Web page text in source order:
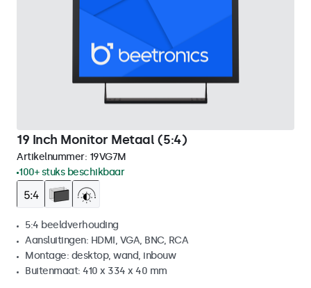
19 Inch Monitor Metaal (5:4)
Artikelnummer: 19VG7M
100+ stuks beschikbaar
5:4 beeldverhouding
Aansluitingen: HDMI, VGA, BNC, RCA
Montage: desktop, wand, inbouw
Buitenmaat: 410 x 334 x 40 mm